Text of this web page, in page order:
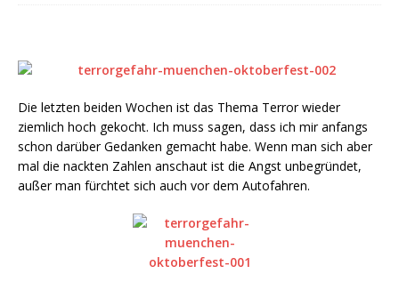
Die letzten beiden Wochen ist das Thema Terror wieder
ziemlich hoch gekocht. Ich muss sagen, dass ich mir anfangs
schon darüber Gedanken gemacht habe. Wenn man sich aber
mal die nackten Zahlen anschaut ist die Angst unbegründet,
außer man fürchtet sich auch vor dem Autofahren.